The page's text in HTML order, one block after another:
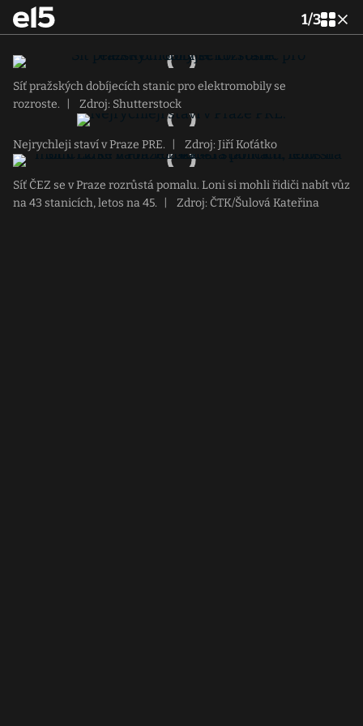
1/3
Síť pražských dobíjecích stanic pro elektromobily se
rozroste.
Zdroj: Shutterstock
Nejrychleji staví v Praze PRE. Zdroj: Jiří Koťátko
Síť ČEZ se v Praze rozrůstá pomalu. Loni si mohli řidiči nabít vůz
na 43 stanicích, letos na 45.
Zdroj: ČTK/Šulová Kateřina